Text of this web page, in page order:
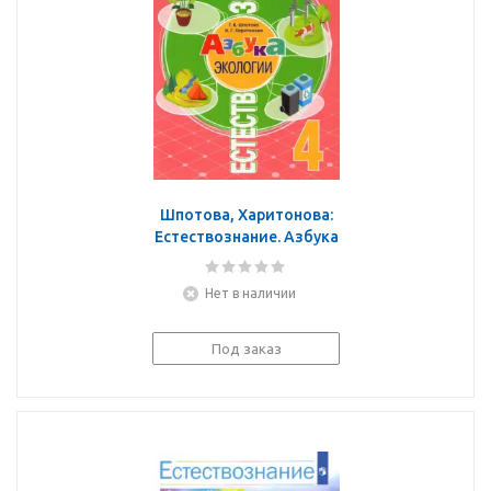
Шпотова, Харитонова:
Естествознание. Азбука
экологии. 4 класс.
Нет в наличии
Под заказ